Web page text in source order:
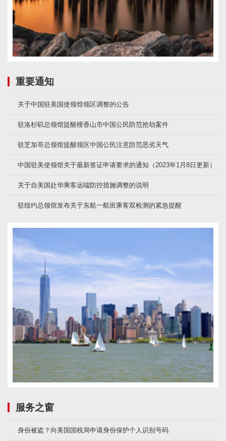
重要通知
关于中国驻美国使领馆领区调整的公告
驻洛杉矶总领馆提醒檀香山市中国公民防范抢劫案件
驻芝加哥总领馆提醒领区中国公民注意防范恶劣天气
中国驻美使领馆关于最新签证申请要求的通知（2023年1月8日更新）
关于自美国赴华乘客远端防控措施调整的说明
驻纽约总领馆发布关于东航一航班乘客双检测的紧急提醒
服务之窗
身份被盗？向美国国税局申请身份保护个人识别号码